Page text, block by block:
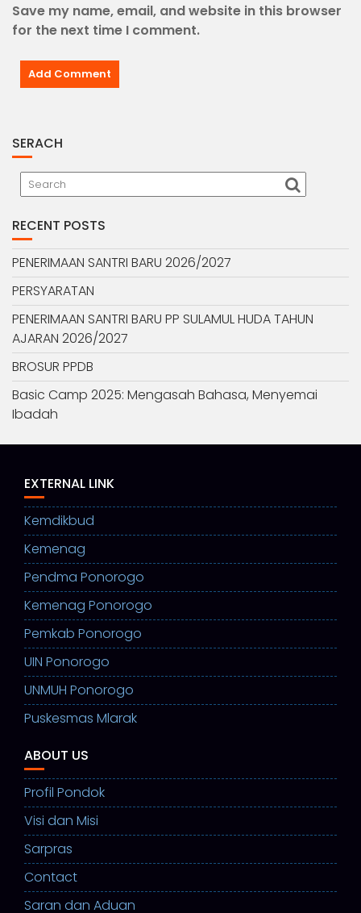
Save my name, email, and website in this browser
for the next time I comment.
SERACH
RECENT POSTS
PENERIMAAN SANTRI BARU 2026/2027
PERSYARATAN
PENERIMAAN SANTRI BARU PP SULAMUL HUDA TAHUN
AJARAN 2026/2027
BROSUR PPDB
Basic Camp 2025: Mengasah Bahasa, Menyemai
Ibadah
EXTERNAL LINK
Kemdikbud
Kemenag
Pendma Ponorogo
Kemenag Ponorogo
Pemkab Ponorogo
UIN Ponorogo
UNMUH Ponorogo
Puskesmas Mlarak
ABOUT US
Profil Pondok
Visi dan Misi
Sarpras
Contact
Saran dan Aduan